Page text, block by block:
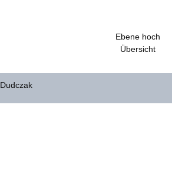
Ebene hoch
Übersicht